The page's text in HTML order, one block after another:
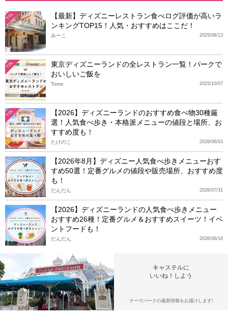
TDL
【最新】ディズニーレストラン食べログ評価が高いラ
ンキングTOP15！人気・おすすめはここだ！
2025/08/13
みーこ
TDL
東京ディズニーランドの全レストラン一覧！パークで
おいしいご飯を
2025/10/07
Tomo
TDL
【2026】ディズニーランドのおすすめ食べ物30種厳
選！人気食べ歩き・本格派メニューの値段と場所、お
すすめ度も！
2026/06/03
たけのこ
【2026年8月】ディズニー人気食べ歩きメニューおす
すめ50選！定番グルメの値段や販売場所、おすすめ度
も！
2026/07/31
だんだん
【2026】ディズニーランドの人気食べ歩きメニュー
おすすめ26種！定番グルメ＆おすすめスイーツ！イベ
ントフードも！
2026/06/18
だんだん
キャステルに
いいね！しよう
テーマパークの最新情報をお届けします!